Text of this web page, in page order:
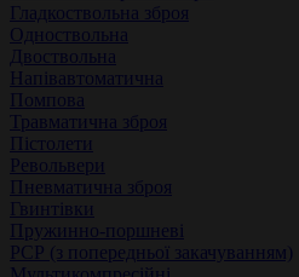
Гладкоствольна зброя
Одноствольна
Двоствольна
Напівавтоматична
Помпова
Травматична зброя
Пістолети
Револьвери
Пневматична зброя
Гвинтівки
Пружинно-поршневі
РСР (з попередньої закачуванням)